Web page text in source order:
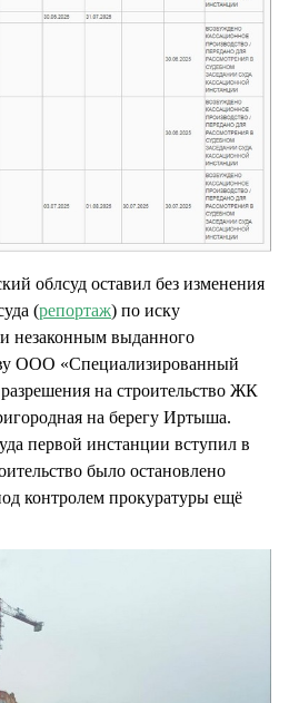
облсуд оставил без изменения
(репортаж) по иску
незаконным выданного
ООО «Специализированный
на строительство ЖК
на берегу Иртыша.
первой инстанции вступил в
было остановлено
контролем прокуратуры ещё